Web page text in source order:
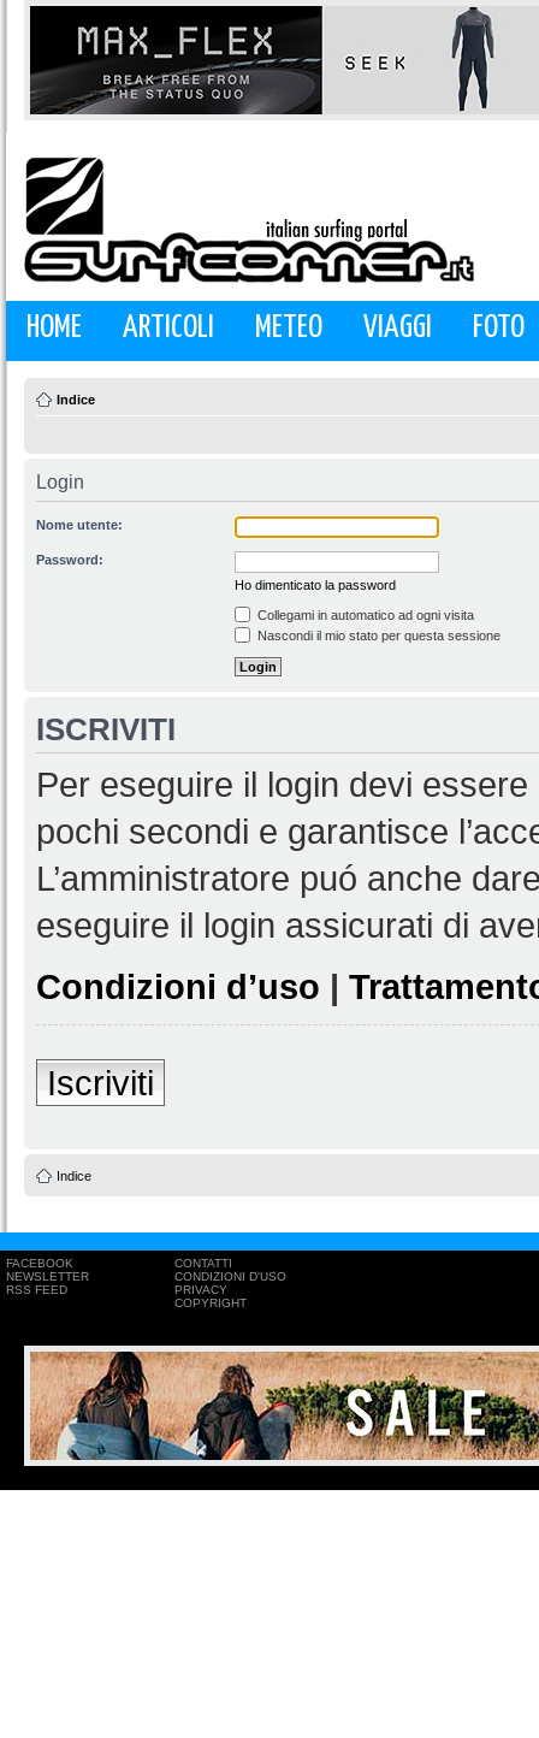
HOME ARTICOLI METEO VIAGGI FOTO
Indice
Login
Nome utente:
Password:
Ho dimenticato la password
Collegami in automatico ad ogni visita
Nascondi il mio stato per questa sessione
ISCRIVITI
Per eseguire il login devi
pochi secondi e garantisce
L’amministratore puó anche
eseguire il login assicurati di
Condizioni d’uso |
Iscriviti
Indice
FACEBOOK
NEWSLETTER
RSS FEED
CONTATTI
CONDIZIONI D'USO
PRIVACY
COPYRIGHT